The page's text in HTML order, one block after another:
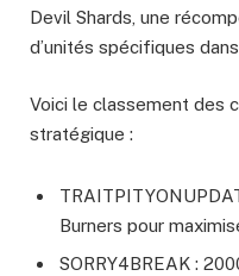
Devil Shards, une
d’unités spécifiques
Voici le classement des
stratégique :
Burners pour
SORRY4BREAK :